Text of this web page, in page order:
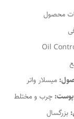
محصول
میسلار واتر
چرب و مختلط
بزرگسال